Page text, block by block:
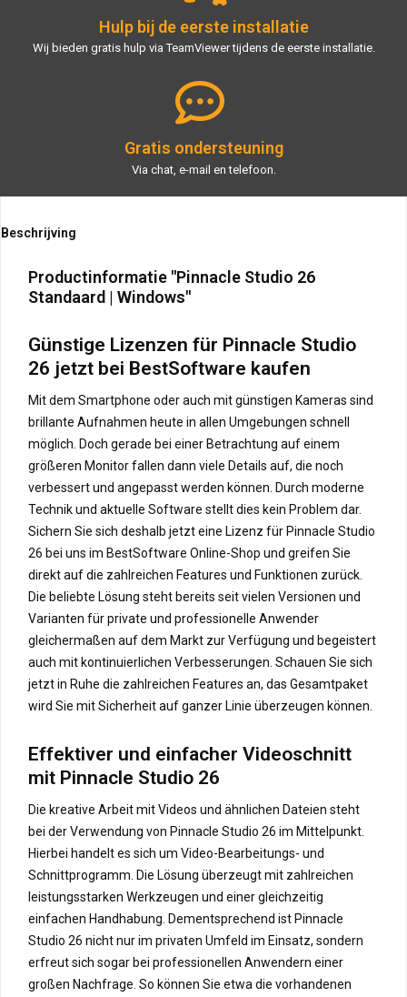
Hulp bij de eerste installatie
Wij bieden gratis hulp via TeamViewer tijdens de eerste installatie.
Gratis ondersteuning
Via chat, e-mail en telefoon.
Beschrijving
Productinformatie "Pinnacle Studio 26
Standaard | Windows"
Günstige Lizenzen für Pinnacle Studio
26 jetzt bei BestSoftware kaufen
Mit dem Smartphone oder auch mit günstigen Kameras sind
brillante Aufnahmen heute in allen Umgebungen schnell
möglich. Doch gerade bei einer Betrachtung auf einem
größeren Monitor fallen dann viele Details auf, die noch
verbessert und angepasst werden können. Durch moderne
Technik und aktuelle Software stellt dies kein Problem dar.
Sichern Sie sich deshalb jetzt eine Lizenz für Pinnacle Studio
26 bei uns im BestSoftware Online-Shop und greifen Sie
direkt auf die zahlreichen Features und Funktionen zurück.
Die beliebte Lösung steht bereits seit vielen Versionen und
Varianten für private und professionelle Anwender
gleichermaßen auf dem Markt zur Verfügung und begeistert
auch mit kontinuierlichen Verbesserungen. Schauen Sie sich
jetzt in Ruhe die zahlreichen Features an, das Gesamtpaket
wird Sie mit Sicherheit auf ganzer Linie überzeugen können.
Effektiver und einfacher Videoschnitt
mit Pinnacle Studio 26
Die kreative Arbeit mit Videos und ähnlichen Dateien steht
bei der Verwendung von Pinnacle Studio 26 im Mittelpunkt.
Hierbei handelt es sich um Video-Bearbeitungs- und
Schnittprogramm. Die Lösung überzeugt mit zahlreichen
leistungsstarken Werkzeugen und einer gleichzeitig
einfachen Handhabung. Dementsprechend ist Pinnacle
Studio 26 nicht nur im privaten Umfeld im Einsatz, sondern
erfreut sich sogar bei professionellen Anwendern einer
großen Nachfrage. So können Sie etwa die vorhandenen